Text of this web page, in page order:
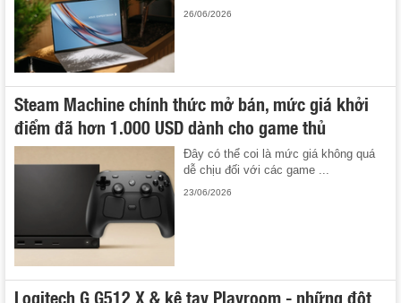
26/06/2026
Steam Machine chính thức mở bán, mức giá khởi
điểm đã hơn 1.000 USD dành cho game thủ
Đây có thể coi là mức giá không quá
dễ chịu đối với các game ...
23/06/2026
Logitech G G512 X & kê tay Playroom - những đột